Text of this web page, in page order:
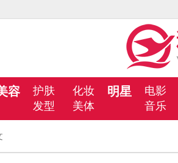
容 护肤
化妆
发型
美体
明星 电影
音乐